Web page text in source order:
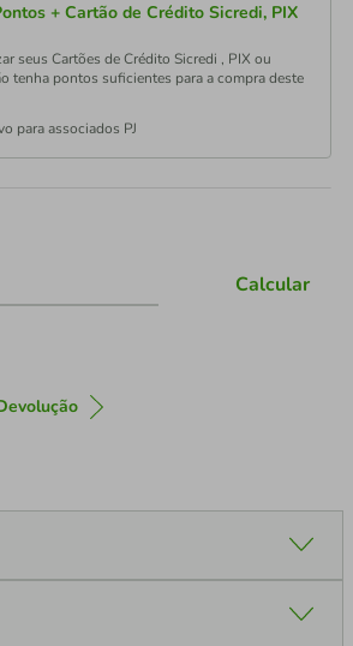
+ Cartão de Crédito Sicredi, PIX
seus Cartões de Crédito Sicredi , PIX ou
tenha pontos suficientes para a compra deste
para associados PJ
Calcular